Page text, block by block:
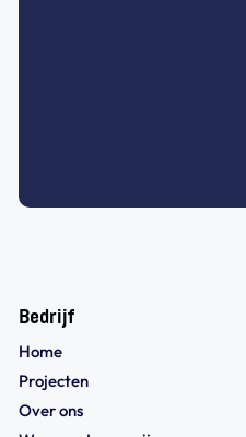
Bedrijf
Home
Projecten
Over ons